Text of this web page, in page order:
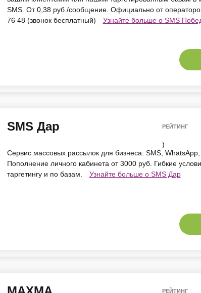
SMS. От 0,38 руб./сообщение. Официально от
76 48 (звонок бесплатный)
Узнайте больше о SMS
SMS Дар РЕЙТИНГ
)
Сервис массовых рассылок для бизнеса: SMS, WhatsApp,
Пополнение личного кабинета от 3000 руб. Гибкие
таргетингу и по базам.
Узнайте больше о SMS Дар
РЕЙТИНГ